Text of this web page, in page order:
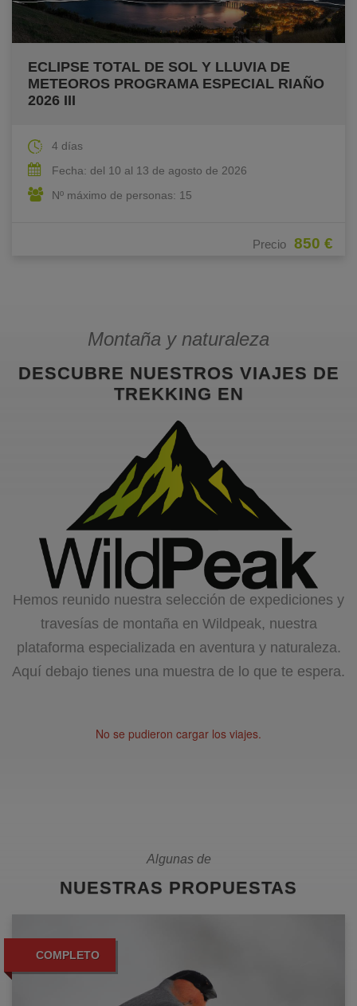
ECLIPSE TOTAL DE SOL Y LLUVIA DE
METEOROS PROGRAMA ESPECIAL RIAÑO
2026 III
Precio 850 €
4 días
Fecha: del 10 al 13 de agosto de 2026
Nº máximo de personas: 15
Montaña y naturaleza
DESCUBRE NUESTROS VIAJES DE
TREKKING EN
Hemos reunido nuestra selección de expediciones y
travesías de montaña en Wildpeak, nuestra
plataforma especializada en aventura y naturaleza.
Aquí debajo tienes una muestra de lo que te espera.
No se pudieron cargar los viajes.
Algunas de
NUESTRAS PROPUESTAS
COMPLETO